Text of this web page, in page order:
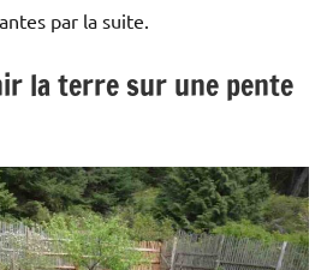
par la suite.
la terre sur une pente